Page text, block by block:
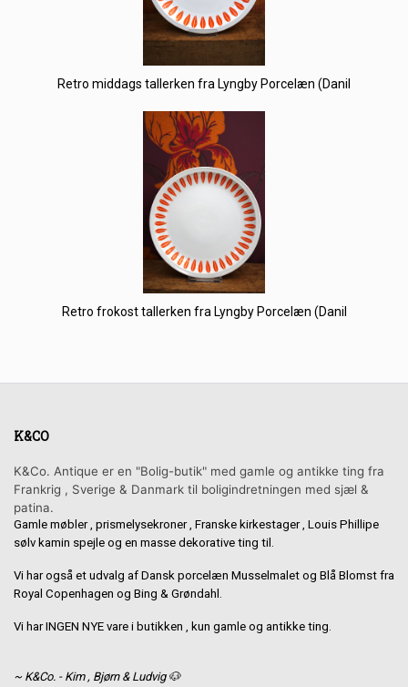
Retro middags tallerken fra Lyngby Porcelæn (Danil
Retro frokost tallerken fra Lyngby Porcelæn (Danil
K&CO
K&Co. Antique er en "Bolig-butik" med gamle og antikke ting fra
Frankrig , Sverige & Danmark til boligindretningen med sjæl &
patina.
Gamle møbler , prismelysekroner , Franske kirkestager , Louis Phillipe
sølv kamin spejle og en masse dekorative ting til.
Vi har også et udvalg af Dansk porcelæn Musselmalet og Blå Blomst fra
Royal Copenhagen og Bing & Grøndahl.
Vi har INGEN NYE vare i butikken , kun gamle og antikke ting.
~ K&Co. - Kim , Bjørn & Ludvig 🐶